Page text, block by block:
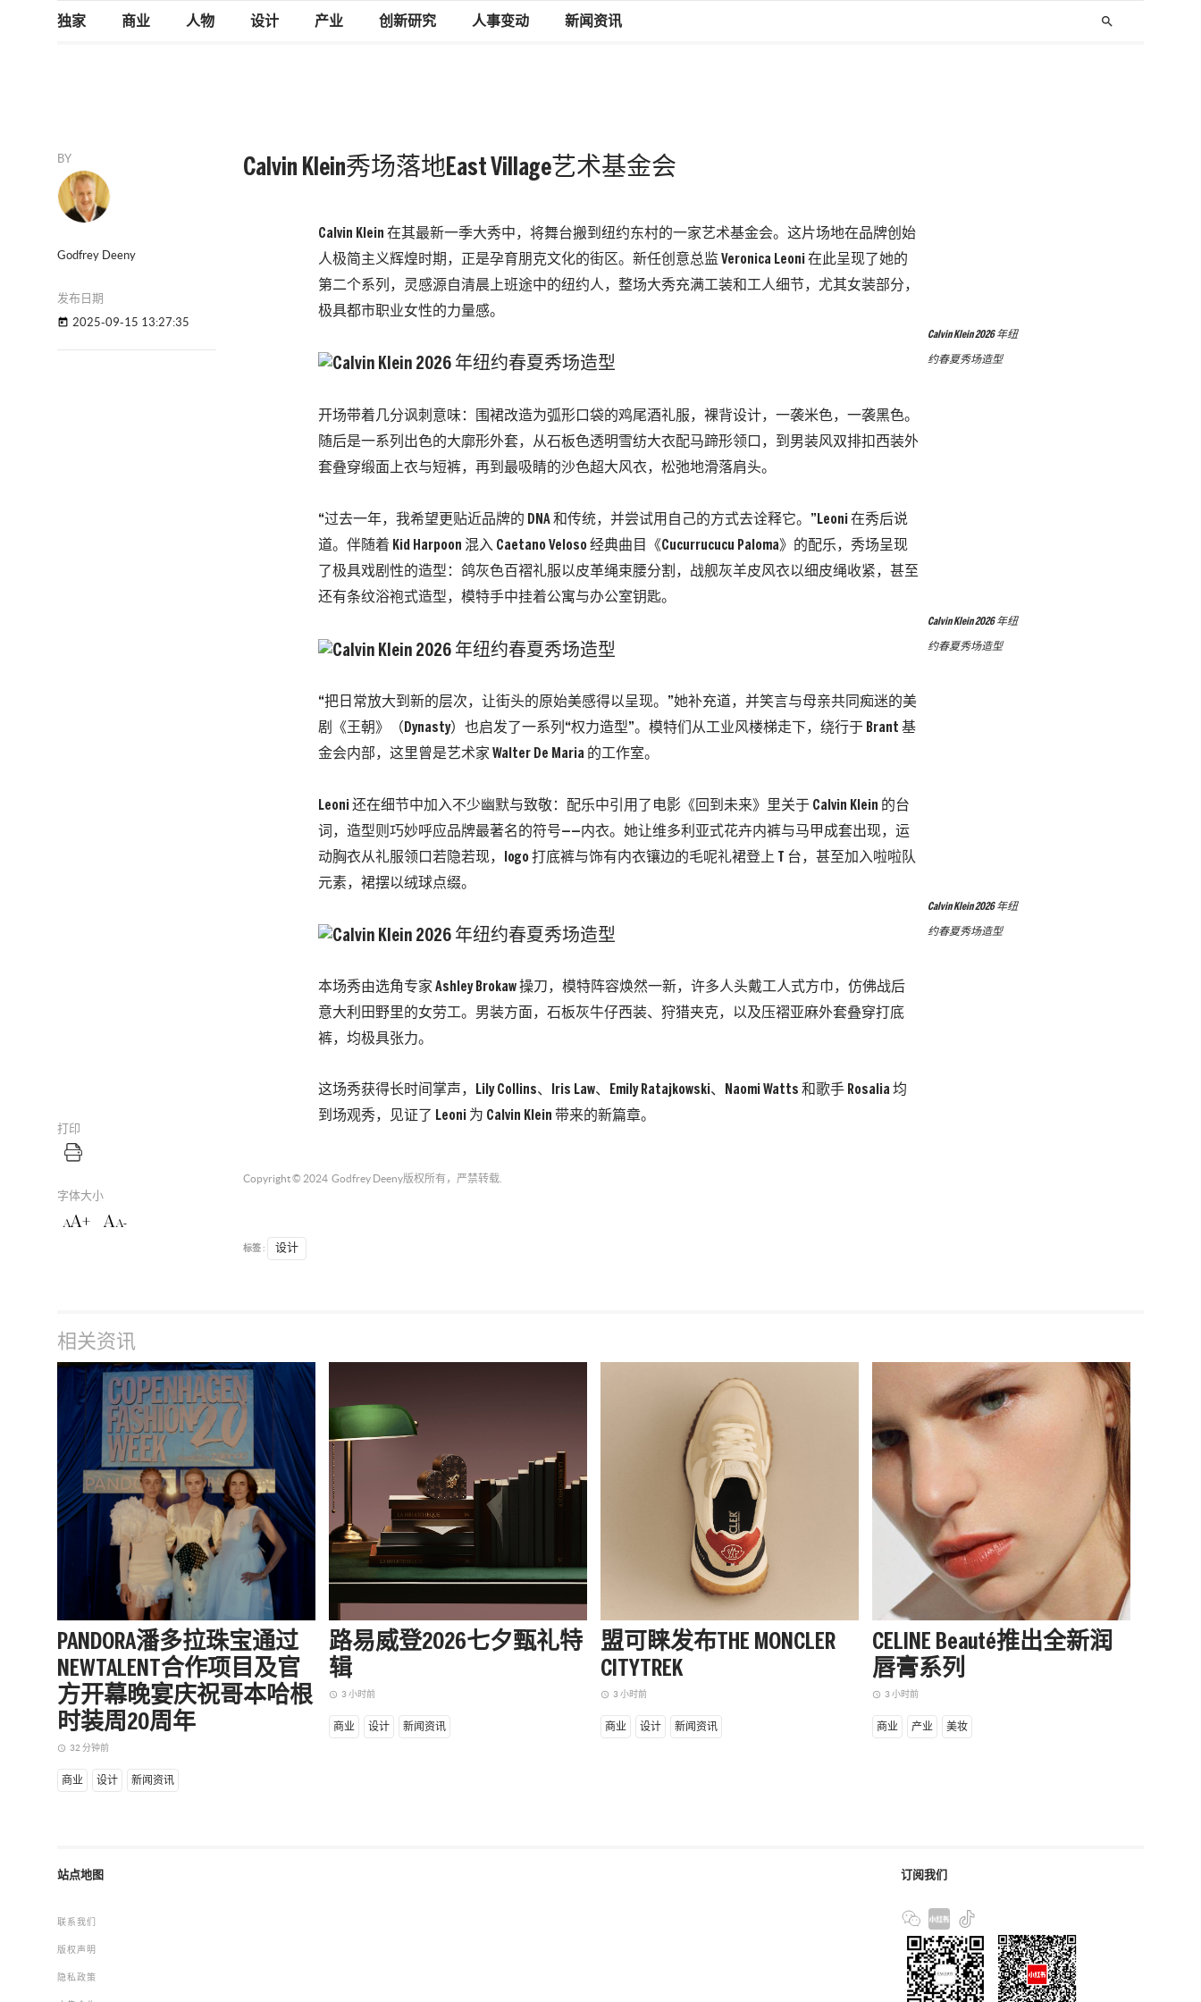
独家 商业 人物 设计 产业 创新研究 人事变动 新闻资讯 search
BY
Godfrey Deeny
发布日期
today 2025-09-15 13:27:35
打印
字体大小
AA+ AA-
Calvin Klein秀场落地East Village艺术基金会
Calvin Klein 在其最新一季大秀中，将舞台搬到纽约东村的一家艺术基金会。这片场地在品牌创始
人极简主义辉煌时期，正是孕育朋克文化的街区。新任创意总监 Veronica Leoni 在此呈现了她的
第二个系列，灵感源自清晨上班途中的纽约人，整场大秀充满工装和工人细节，尤其女装部分，
极具都市职业女性的力量感。
Calvin Klein 2026 年纽
约春夏秀场造型
开场带着几分讽刺意味：围裙改造为弧形口袋的鸡尾酒礼服，裸背设计，一袭米色，一袭黑色。
随后是一系列出色的大廓形外套，从石板色透明雪纺大衣配马蹄形领口，到男装风双排扣西装外
套叠穿缎面上衣与短裤，再到最吸睛的沙色超大风衣，松弛地滑落肩头。
“过去一年，我希望更贴近品牌的 DNA 和传统，并尝试用自己的方式去诠释它。”Leoni 在秀后说
道。伴随着 Kid Harpoon 混入 Caetano Veloso 经典曲目《Cucurrucucu Paloma》的配乐，秀场呈现
了极具戏剧性的造型：鸽灰色百褶礼服以皮革绳束腰分割，战舰灰羊皮风衣以细皮绳收紧，甚至
还有条纹浴袍式造型，模特手中挂着公寓与办公室钥匙。
Calvin Klein 2026 年纽
约春夏秀场造型
“把日常放大到新的层次，让街头的原始美感得以呈现。”她补充道，并笑言与母亲共同痴迷的美
剧《王朝》（Dynasty）也启发了一系列“权力造型”。模特们从工业风楼梯走下，绕行于 Brant 基
金会内部，这里曾是艺术家 Walter De Maria 的工作室。
Leoni 还在细节中加入不少幽默与致敬：配乐中引用了电影《回到未来》里关于 Calvin Klein 的台
词，造型则巧妙呼应品牌最著名的符号——内衣。她让维多利亚式花卉内裤与马甲成套出现，运
动胸衣从礼服领口若隐若现，logo 打底裤与饰有内衣镶边的毛呢礼裙登上 T 台，甚至加入啦啦队
元素，裙摆以绒球点缀。
Calvin Klein 2026 年纽
约春夏秀场造型
本场秀由选角专家 Ashley Brokaw 操刀，模特阵容焕然一新，许多人头戴工人式方巾，仿佛战后
意大利田野里的女劳工。男装方面，石板灰牛仔西装、狩猎夹克，以及压褶亚麻外套叠穿打底
裤，均极具张力。
这场秀获得长时间掌声，Lily Collins、Iris Law、Emily Ratajkowski、Naomi Watts 和歌手 Rosalia 均
到场观秀，见证了 Leoni 为 Calvin Klein 带来的新篇章。
Copyright © 2024 Godfrey Deeny版权所有，严禁转载.
标签 : 设计
相关资讯
PANDORA潘多拉珠宝通过
NEWTALENT合作项目及官
方开幕晚宴庆祝哥本哈根
时装周20周年
access_time 32 分钟前
商业 设计 新闻资讯
路易威登2026七夕甄礼特
辑
access_time 3 小时前
商业 设计 新闻资讯
盟可睐发布THE MONCLER
CITYTREK
access_time 3 小时前
商业 设计 新闻资讯
CELINE Beauté推出全新润
唇膏系列
access_time 3 小时前
商业 产业 美妆
订阅我们
站点地图
联系我们
版权声明
隐私政策